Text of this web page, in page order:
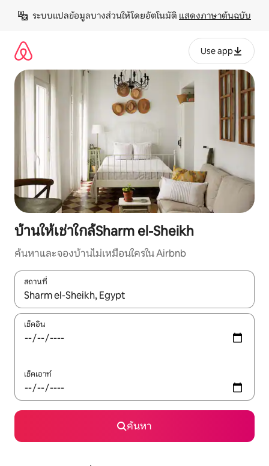
เนื้อหา
ระบบแปลข้อมูลบางส่วนให้โดยอัตโนมัติ แสดงภาษาต้นฉบับ
Use app
บ้านให้เช่าใกล้Sharm el-Sheikh
ค้นหาและจองบ้านไม่เหมือนใครใน Airbnb
สถานที่
ใช้ลูกศรขึ้นลง หรือใช้การสัมผัสหรือปัด เพื่อสำรวจผลการค้นหา
เช็คอิน
เช็คเอาท์
ค้นหา